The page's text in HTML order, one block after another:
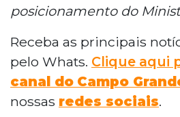
posicionamento do
Receba as principais
pelo Whats. Clique aqui
canal do Campo
nossas redes sociais.